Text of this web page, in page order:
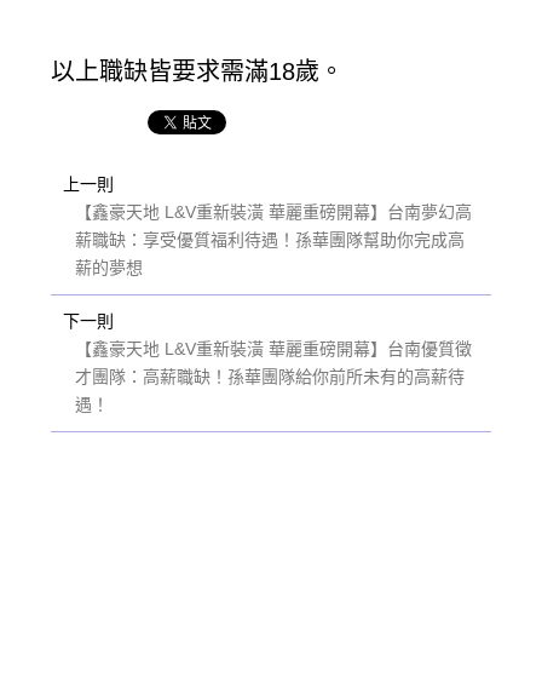
以上職缺皆要求需滿18歲。
上一則
【鑫豪天地 L&V重新裝潢 華麗重磅開幕】台南夢幻高
薪職缺：享受優質福利待遇！孫華團隊幫助你完成高
薪的夢想
下一則
【鑫豪天地 L&V重新裝潢 華麗重磅開幕】台南優質徵
才團隊：高薪職缺！孫華團隊給你前所未有的高薪待
遇！